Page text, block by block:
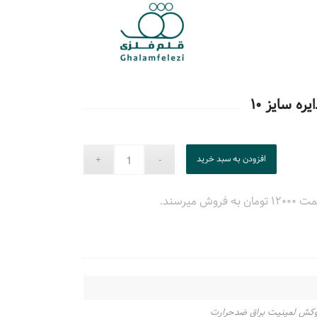
سایز ۱۰
افزودن به سبد خرید
لمینیت براق ضدحرارت